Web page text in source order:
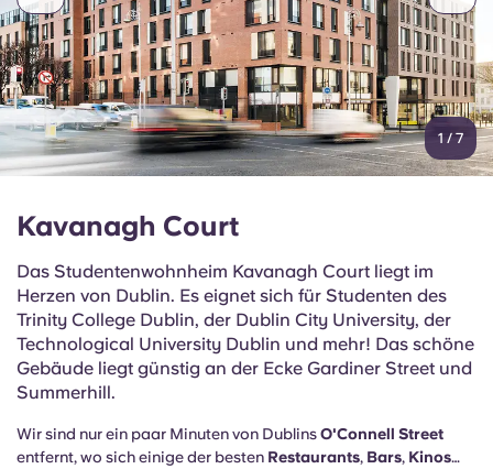
1 / 7
Kavanagh Court
Das Studentenwohnheim Kavanagh Court liegt im
Herzen von Dublin. Es eignet sich für Studenten des
Trinity College Dublin, der Dublin City University, der
Technological University Dublin und mehr! Das schöne
Gebäude liegt günstig an der Ecke Gardiner Street und
Summerhill.
Wir sind nur ein paar Minuten von DublinsO'Connell Street
entfernt, wo sich einige der besten Restaurants, Bars, Kinos